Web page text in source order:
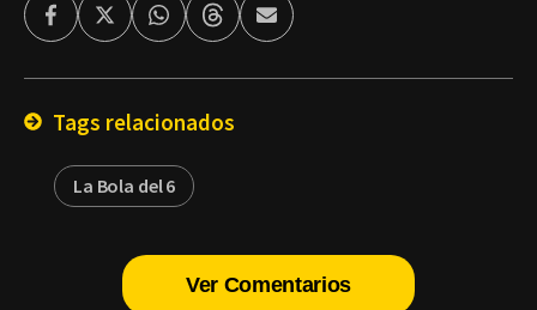
FacebookTwitterWhatsappThreadsEnviar
por
Tags relacionados
La Bola del 6
Ver Comentarios